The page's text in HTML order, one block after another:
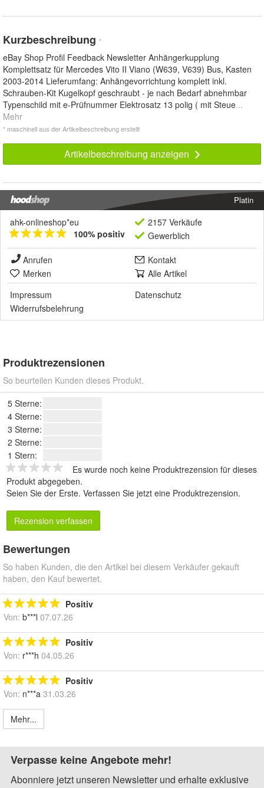
Kurzbeschreibung *
eBay Shop Profil Feedback Newsletter Anhängerkupplung
Komplettsatz für Mercedes Vito II Viano (W639, V639) Bus, Kasten
2003-2014 Lieferumfang: Anhängevorrichtung komplett inkl.
Schrauben-Kit Kugelkopf geschraubt - je nach Bedarf abnehmbar
Typenschild mit e-Prüfnummer Elektrosatz 13 polig ( mit Steue...
Mehr
* maschinell aus der Artikelbeschreibung erstellt
Artikelbeschreibung anzeigen
Platin
ahk-onlineshop*eu
100% positiv
2157 Verkäufe
Gewerblich
Anrufen
Kontakt
Merken
Alle Artikel
Impressum
Datenschutz
Widerrufsbelehrung
Produktrezensionen
So beurteilen Kunden dieses Produkt.
5 Sterne:
4 Sterne:
3 Sterne:
2 Sterne:
1 Stern:
Es wurde noch keine Produktrezension für dieses
Produkt abgegeben.
Seien Sie der Erste. Verfassen Sie jetzt eine Produktrezension.
Rezension verfassen
Bewertungen
So haben Kunden, die den Artikel bei diesem Verkäufer gekauft
haben, den Kauf bewertet.
Positiv
Von: b***l 07.07.26
Positiv
Von: r***h 04.05.26
Positiv
Von: n***a 31.03.26
Mehr...
Verpasse keine Angebote mehr!
Abonniere jetzt unseren Newsletter und erhalte exklusive